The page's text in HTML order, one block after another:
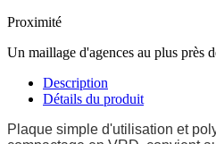
Proximité
Un maillage d'agences au plus près
Description
Détails du produit
Plaque simple d'utilisation et